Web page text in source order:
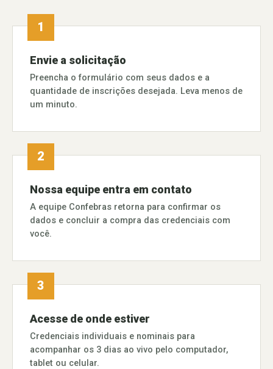
Envie a solicitação
Preencha o formulário com seus dados e a
quantidade de inscrições desejada. Leva menos de
um minuto.
Nossa equipe entra em contato
A equipe Confebras retorna para confirmar os
dados e concluir a compra das credenciais com
você.
Acesse de onde estiver
Credenciais individuais e nominais para
acompanhar os 3 dias ao vivo pelo computador,
tablet ou celular.